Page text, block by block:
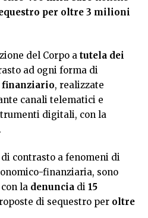
per oltre 3 milioni
del Corpo a tutela dei
ad ogni forma di
finanziario, realizzate
canali telematici e
digitali, con la
.
contrasto a fenomeni di
finanziaria, sono
con la denuncia di 15
di sequestro per oltre